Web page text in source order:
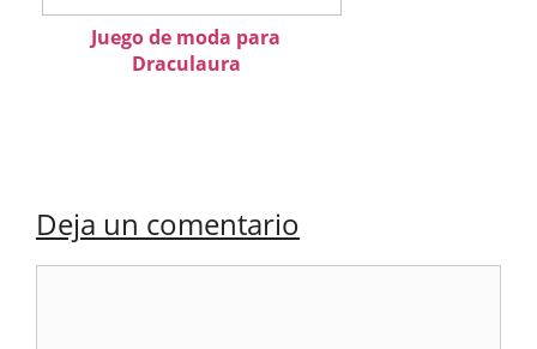
Juego de moda para
Draculaura
Deja un comentario